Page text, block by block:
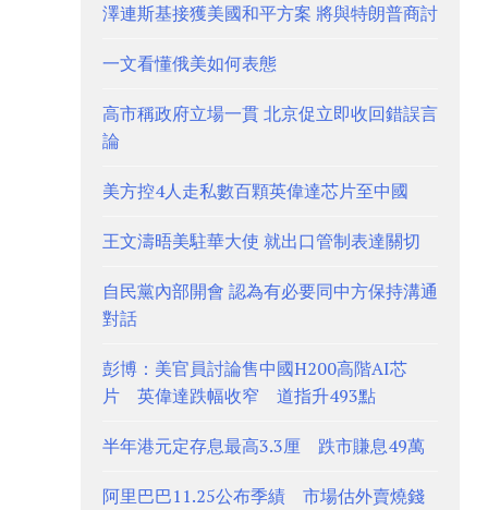
澤連斯基接獲美國和平方案 將與特朗普商討
一文看懂俄美如何表態
高市稱政府立場一貫 北京促立即收回錯誤言
論
美方控4人走私數百顆英偉達芯片至中國
王文濤晤美駐華大使 就出口管制表達關切
自民黨內部開會 認為有必要同中方保持溝通
對話
彭博：美官員討論售中國H200高階AI芯
片 英偉達跌幅收窄 道指升493點
半年港元定存息最高3.3厘 跌市賺息49萬
阿里巴巴11.25公布季績 市場估外賣燒錢